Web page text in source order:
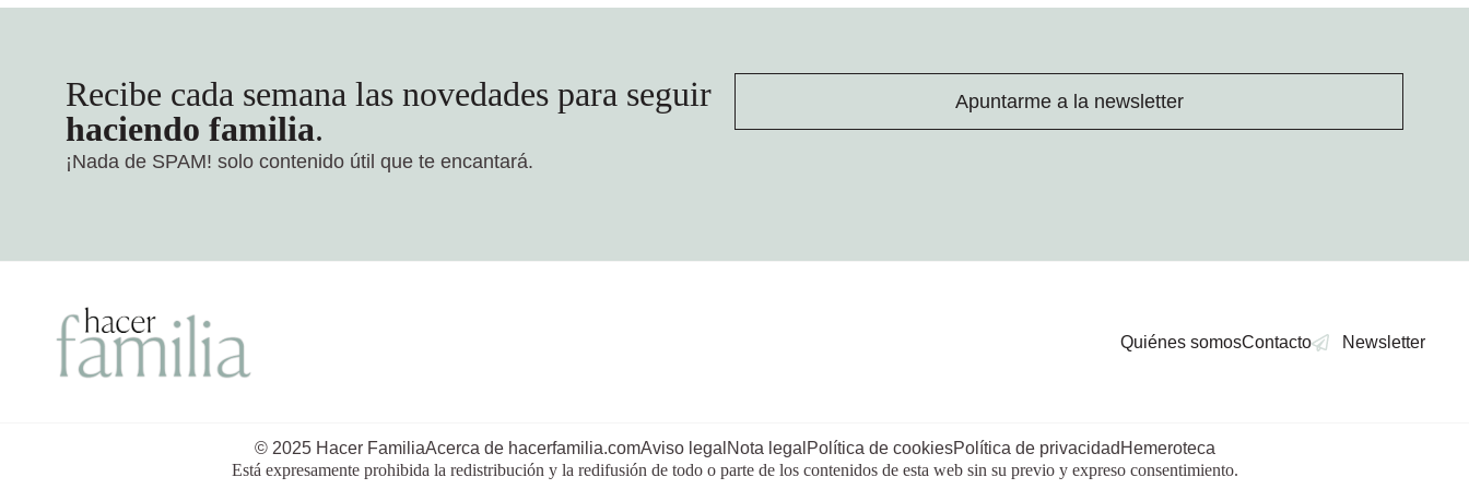
Recibe cada semana las novedades para seguir
haciendo familia.
¡Nada de SPAM! solo contenido útil que te encantará.
Apuntarme a la newsletter
Quiénes somosContacto Newsletter
© 2025 Hacer FamiliaAcerca de hacerfamilia.comAviso legal Nota legal Política de cookiesPolítica de privacidad Hemeroteca
Está expresamente prohibida la redistribución y la redifusión de todo o parte de los contenidos de esta web sin su previo y expreso consentimiento.